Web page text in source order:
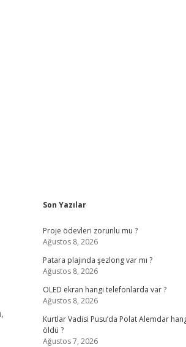
Sidebar
Son Yazılar
Proje ödevleri zorunlu mu ?
Ağustos 8, 2026
Patara plajında şezlong var mı ?
Ağustos 8, 2026
OLED ekran hangi telefonlarda var ?
Ağustos 8, 2026
Kurtlar Vadisi Pusu’da Polat Alemdar
öldü ?
Ağustos 7, 2026
elexbet yeni giriş